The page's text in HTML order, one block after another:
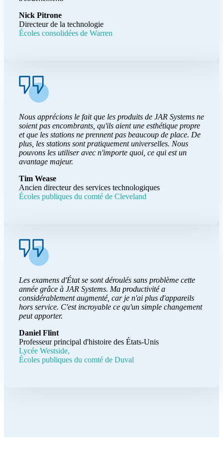
Nick Pitrone
Directeur de la technologie
Écoles consolidées de Warren
Nous apprécions le fait que les produits de JAR Systems ne
soient pas encombrants, qu'ils aient une esthétique propre
et que les stations ne prennent pas beaucoup de place. De
plus, les stations sont pratiquement universelles. Nous
pouvons les utiliser avec n'importe quoi, ce qui est un
avantage majeur.
Tim Wease
Ancien directeur des services technologiques
Écoles publiques du comté de Cleveland
Les examens d'État se sont déroulés sans problème cette
année grâce à JAR Systems. Ma productivité a
considérablement augmenté, car je n'ai plus d'appareils
hors service. C'est incroyable ce qu'un simple changement
peut apporter.
Daniel Flint
Professeur principal d'histoire des États-Unis
Lycée Westside,
Écoles publiques du comté de Duval